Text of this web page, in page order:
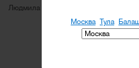
Москва Тула
Людмила начала наслаждаться